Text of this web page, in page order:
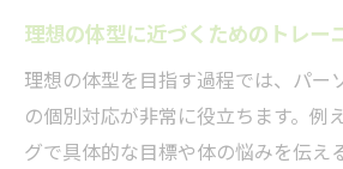
理想の体型に近づくためのトレー
理想の体型を目指す過程では、パー
の個別対応が非常に役立ちます。例
グで具体的な目標や体の悩みを伝え